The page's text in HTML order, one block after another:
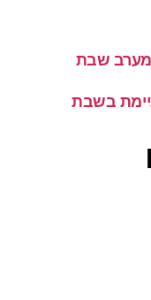
מערב שבת
בשבת